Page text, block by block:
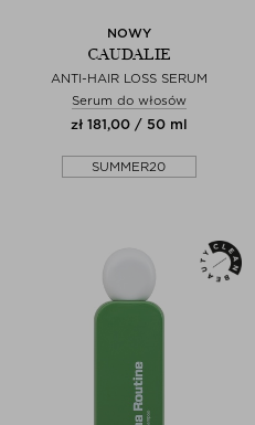
NOWY
CAUDALIE
ANTI-HAIR LOSS SERUM
Serum do włosów
zł 181,00 / 50 ml
SUMMER20